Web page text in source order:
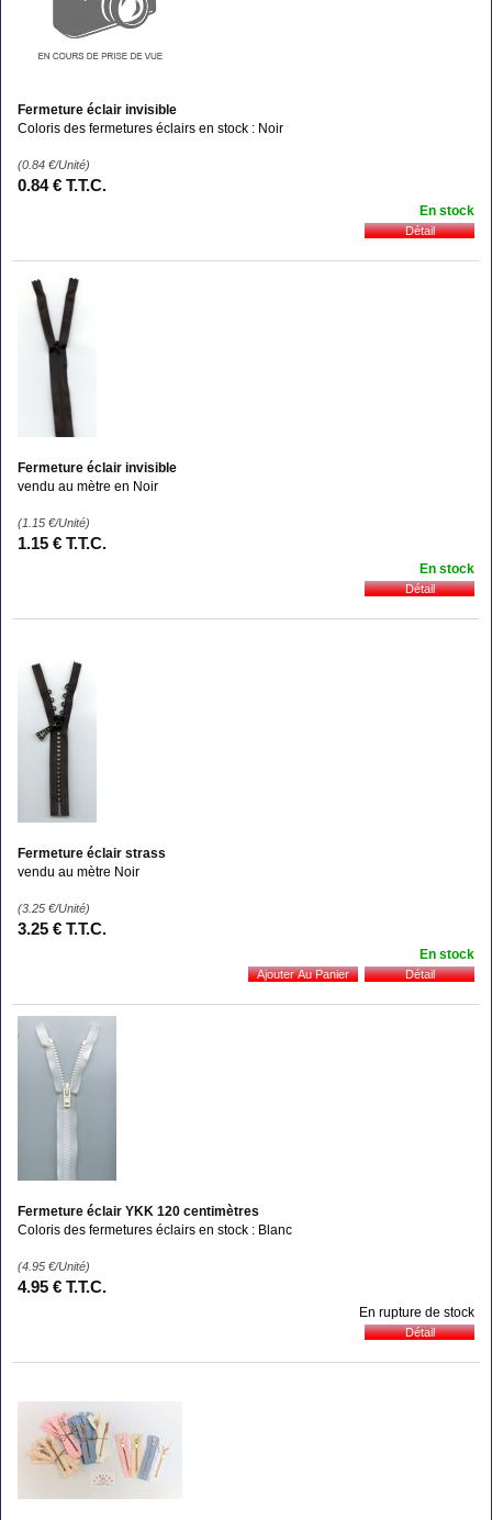
Fermeture éclair invisible
Coloris des fermetures éclairs en stock : Noir
(0.84 €/Unité)
0.84 € T.T.C.
En stock
Fermeture éclair invisible
vendu au mètre en Noir
(1.15 €/Unité)
1.15 € T.T.C.
En stock
Fermeture éclair strass
vendu au mètre Noir
(3.25 €/Unité)
3.25 € T.T.C.
En stock
Fermeture éclair YKK 120 centimètres
Coloris des fermetures éclairs en stock : Blanc
(4.95 €/Unité)
4.95 € T.T.C.
En rupture de stock